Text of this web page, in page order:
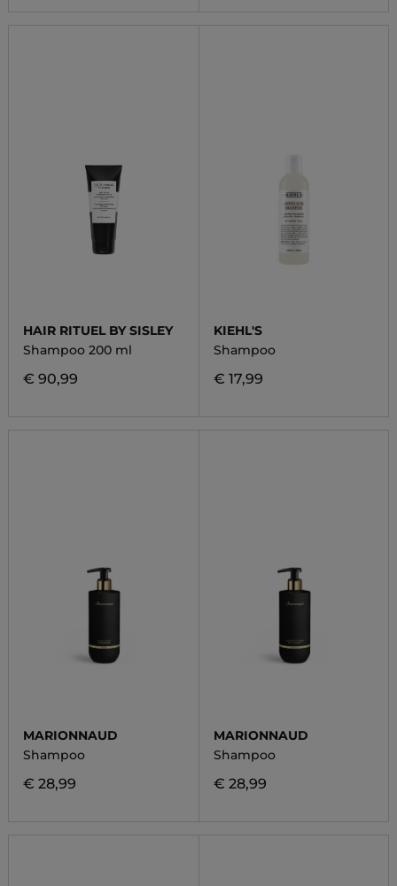
HAIR RITUEL BY SISLEY
Shampoo 200 ml
€ 90,99
KIEHL'S
Shampoo
€ 17,99
MARIONNAUD
Shampoo
€ 28,99
MARIONNAUD
Shampoo
€ 28,99